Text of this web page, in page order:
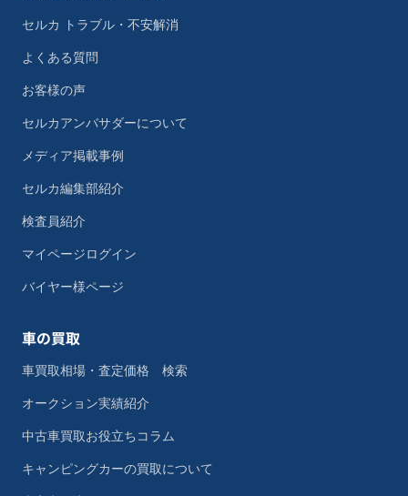
セルカ トラブル・不安解消
よくある質問
お客様の声
セルカアンバサダーについて
メディア掲載事例
セルカ編集部紹介
検査員紹介
マイページログイン
バイヤー様ページ
車の買取
車買取相場・査定価格 検索
オークション実績紹介
中古車買取お役立ちコラム
キャンピングカーの買取について